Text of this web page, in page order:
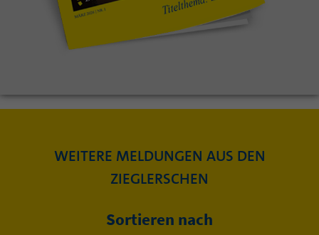
WEITERE MELDUNGEN AUS DEN
ZIEGLERSCHEN
Sortieren nach